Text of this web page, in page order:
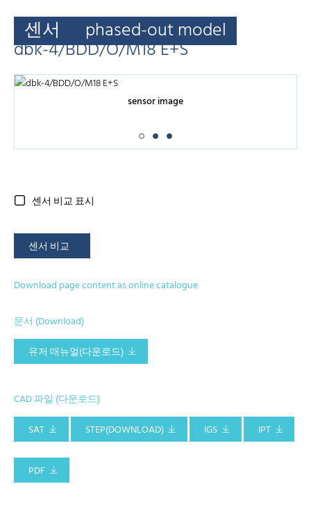
센서 phased-out model
dbk-4/BDD/O/M18 E+S
sensor image
센서 비교 표시
센서 비교
Download page content as online catalogue
문서 (Download)
유저 매뉴얼(다운로드)
CAD 파일 (다운로드)
SAT
STEP(DOWNLOAD) IGS IPT
PDF